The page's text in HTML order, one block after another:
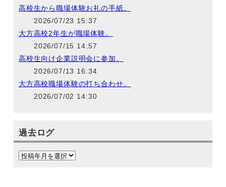
高校生から職場体験お礼の手紙。
2026/07/23 15:37
大方高校2年生が職場体験。
2026/07/15 14:57
高校生向け企業説明会に参加。
2026/07/13 16:34
大方高校職場体験の打ち合わせ。
2026/07/02 14:30
過去ログ